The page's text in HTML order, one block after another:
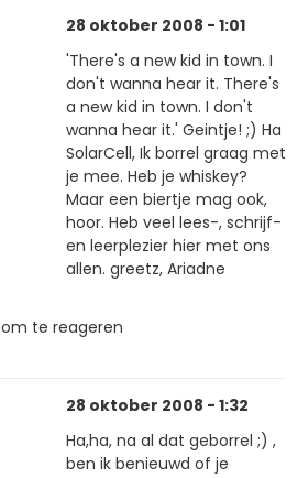
28 oktober 2008 - 1:01
'There's a new kid in town. I
don't wanna hear it. There's
a new kid in town. I don't
wanna hear it.' Geintje! ;) Ha
SolarCell, Ik borrel graag met
je mee. Heb je whiskey?
Maar een biertje mag ook,
hoor. Heb veel lees-, schrijf-
en leerplezier hier met ons
allen. greetz, Ariadne
om te reageren
28 oktober 2008 - 1:32
Ha,ha, na al dat geborrel ;) ,
ben ik benieuwd of je